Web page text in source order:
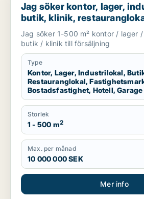
Jag söker kontor, lager,
butik, klinik,
fastighetsmark,
eller garage till salu i
Falkenberg eller Varberg
Jag söker 1-500 m² kontor / lager
butik / klinik till försäljning
Type
Kontor, Lager, Industrilokal,
Restauranglokal,
Bostadsfastighet, Hotell, Garage
Storlek
1 - 500 m2
Max. per månad
10 000 000 SEK
Mer info